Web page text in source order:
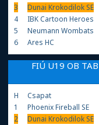
3
Dunai Krokodilok SE
4
IBK Cartoon Heroes
5
Neumann Wombats
6
Ares HC
FIÚ U19 OB
H Csapat
1
Phoenix Fireball SE
2
Dunai Krokodilok SE